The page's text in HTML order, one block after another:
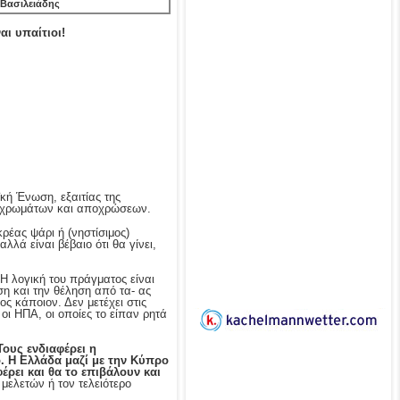
υπαίτιοι!
Ένωση, εξαιτίας της
χρωμάτων και αποχρώσεων.
ψάρι ή (νηστίσιμος)
είναι βέβαιο ότι θα γίνει,
του πράγματος είναι
και την θέληση από τα- ας
Δεν μετέχει στις
ΗΠΑ, οι οποίες το είπαν ρητά
ενδιαφέρει η
Η Ελλάδα μαζί με την Κύπρο
και θα το επιβάλουν και
ή τον τελειότερο